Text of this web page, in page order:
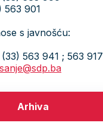
563 901
s javnošću:
563 941 ; 563 917
Arhiva